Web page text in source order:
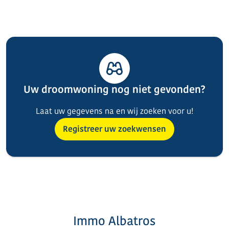
Uw droomwoning nog niet gevonden?
Laat uw gegevens na en wij zoeken voor u!
Registreer uw zoekwensen
Immo Albatros